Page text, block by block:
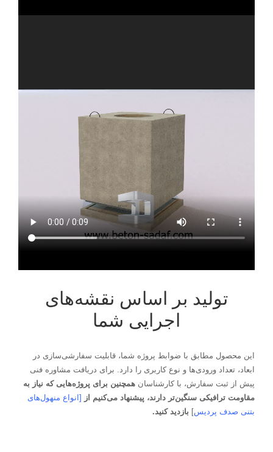
تولید بر اساس نقشه‌های
اجرایی شما
این محصول مطابق با ضوابط پروژه شما، قابلیت سفارشی‌سازی در
ابعاد، تعداد ورودی‌ها و نوع کاربری را دارد. برای دریافت مشاوره فنی
پیش از ثبت سفارش، با کارشناسان همچنین برای پروژه‌هایی که نیاز به
مقاومت ترافیکی سنگین‌تر دارند، پیشنهاد می‌کنیم از [انواع منهول‌های
بتنی صدف پردیس] بازدید کنید.